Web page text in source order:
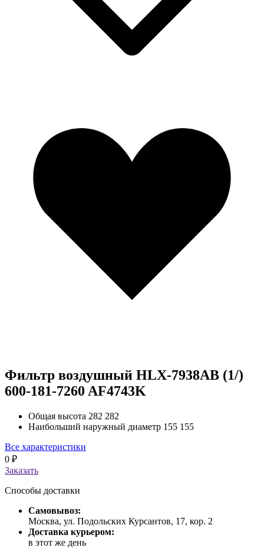
Фильтр воздушный HLX-7938AB (1/)
600-181-7260 AF4743K
Общая высота 282 282
Наибольший наружный диаметр 155 155
Все характеристики
0 ₽
Заказать
Способы доставки
Самовывоз:
Москва, ул. Подольских Курсантов, 17, кор. 2
Доставка курьером:
в этот же день